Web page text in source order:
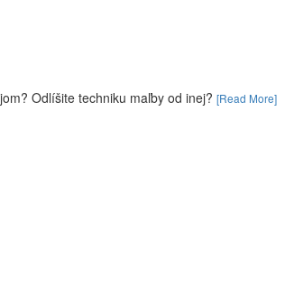
Odlíšite techniku maľby od inej? [Read More]